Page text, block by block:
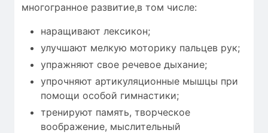
многогранное развитие,в том числе:
наращивают лексикон;
улучшают мелкую моторику пальцев рук;
упражняют свое речевое дыхание;
упрочняют артикуляционные мышцы при
помощи особой гимнастики;
тренируют память, творческое
воображение, мыслительный